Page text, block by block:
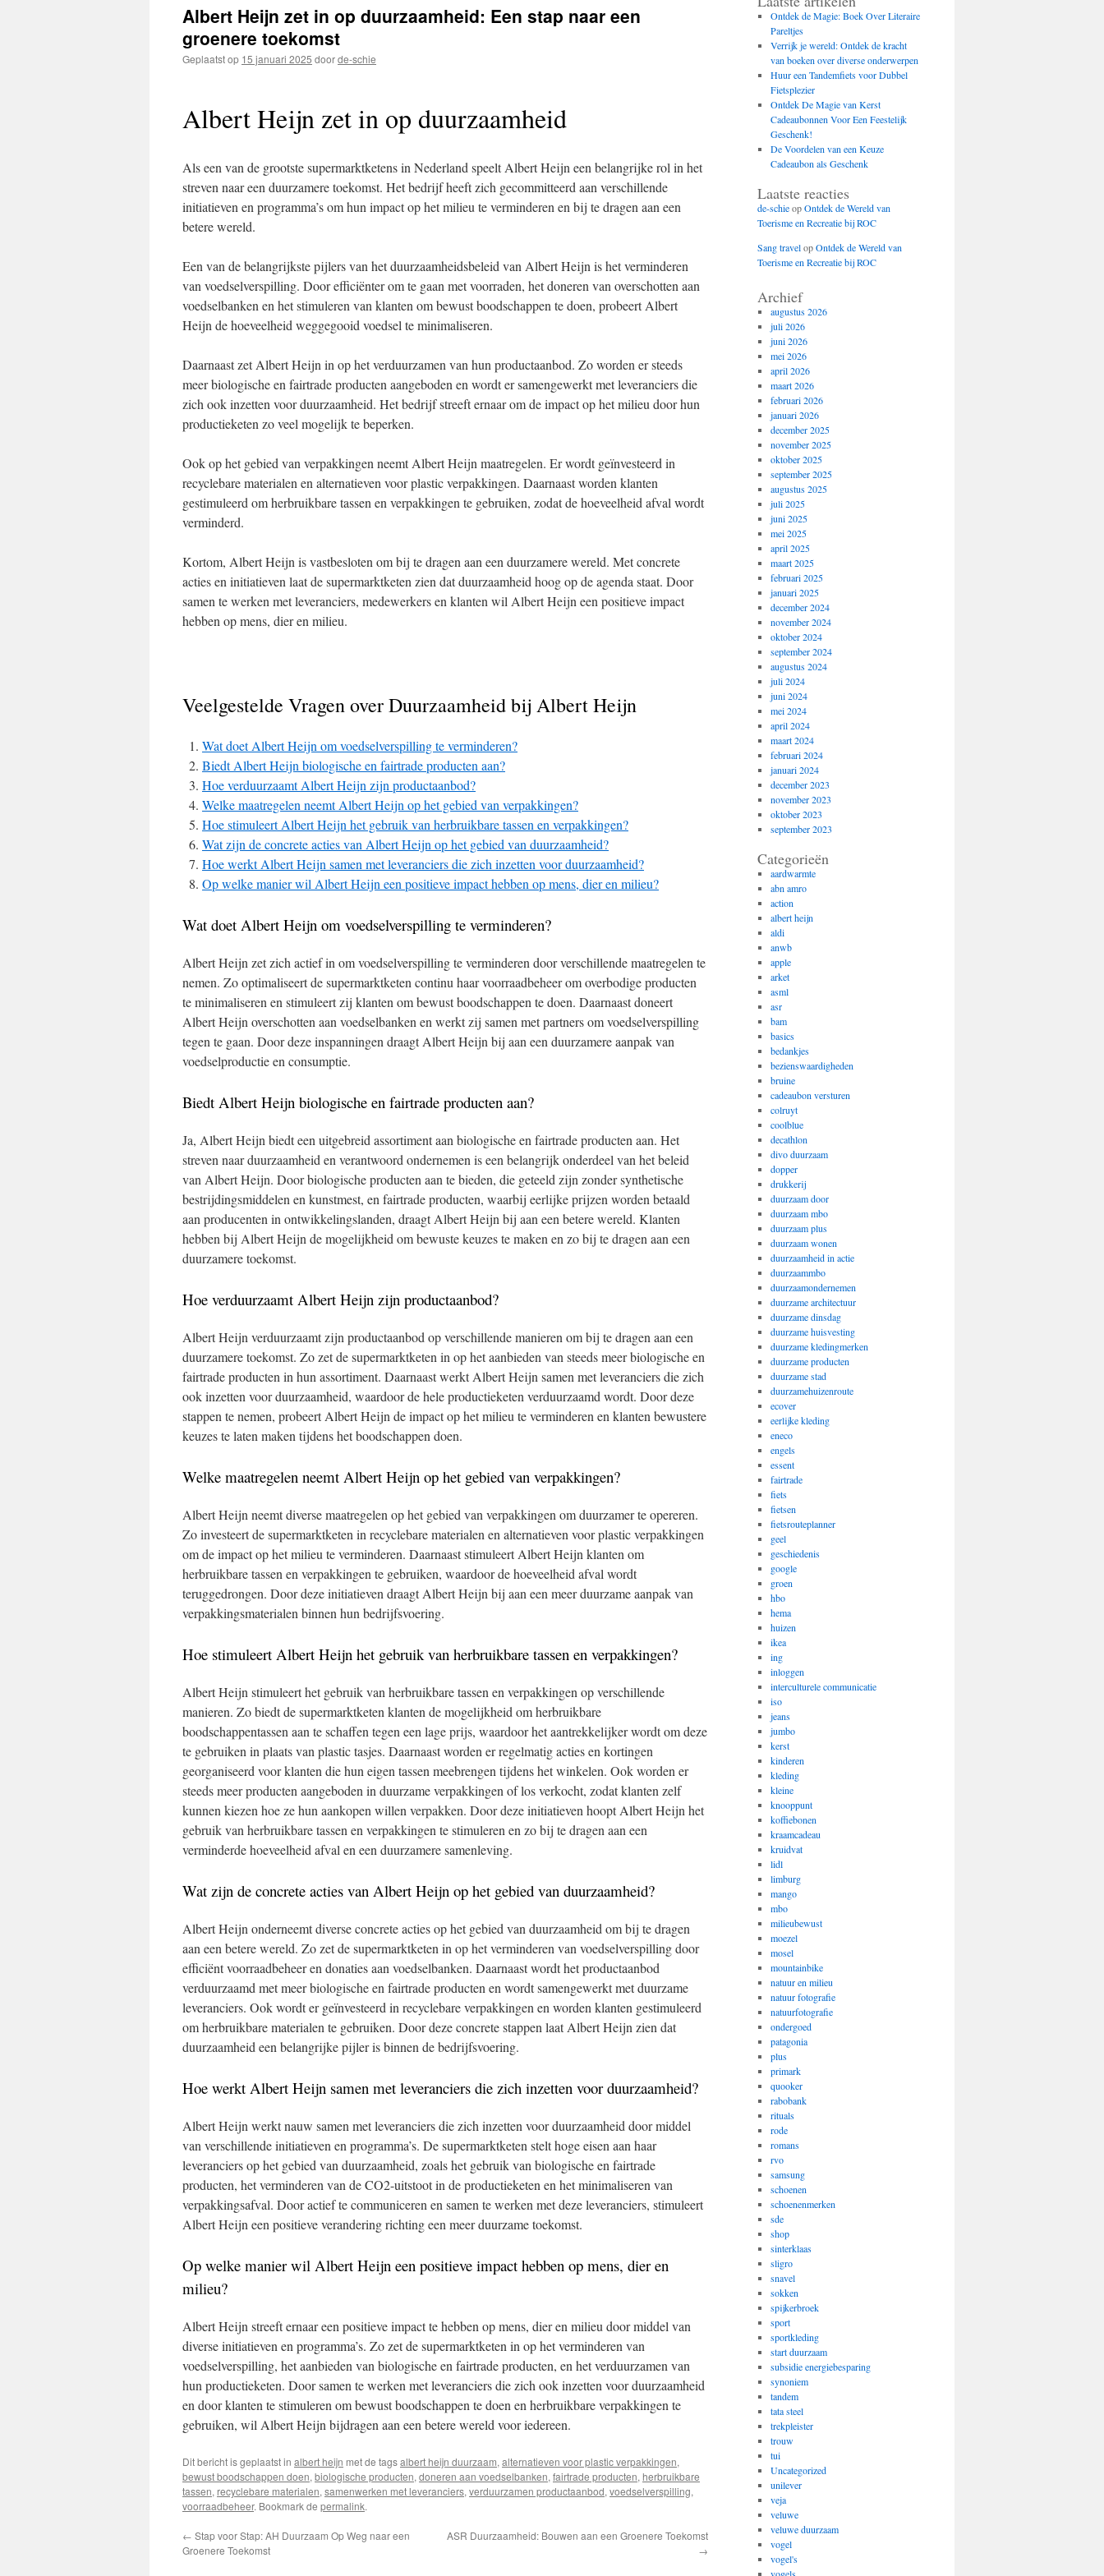
Albert Heijn zet in op duurzaamheid: Een stap naar een
groenere toekomst
Geplaatst op 15 januari 2025 doorde-schie
Albert Heijn zet in op duurzaamheid
Als een van de grootste supermarktketens in Nederland speelt Albert Heijn een belangrijke rol in het
streven naar een duurzamere toekomst. Het bedrijf heeft zich gecommitteerd aan verschillende
initiatieven en programma’s om hun impact op het milieu te verminderen en bij te dragen aan een
betere wereld.
Een van de belangrijkste pijlers van het duurzaamheidsbeleid van Albert Heijn is het verminderen
van voedselverspilling. Door efficiënter om te gaan met voorraden, het doneren van overschotten aan
voedselbanken en het stimuleren van klanten om bewust boodschappen te doen, probeert Albert
Heijn de hoeveelheid weggegooid voedsel te minimaliseren.
Daarnaast zet Albert Heijn in op het verduurzamen van hun productaanbod. Zo worden er steeds
meer biologische en fairtrade producten aangeboden en wordt er samengewerkt met leveranciers die
zich ook inzetten voor duurzaamheid. Het bedrijf streeft ernaar om de impact op het milieu door hun
productieketen zo veel mogelijk te beperken.
Ook op het gebied van verpakkingen neemt Albert Heijn maatregelen. Er wordt geïnvesteerd in
recyclebare materialen en alternatieven voor plastic verpakkingen. Daarnaast worden klanten
gestimuleerd om herbruikbare tassen en verpakkingen te gebruiken, zodat de hoeveelheid afval wordt
verminderd.
Kortom, Albert Heijn is vastbesloten om bij te dragen aan een duurzamere wereld. Met concrete
acties en initiatieven laat de supermarktketen zien dat duurzaamheid hoog op de agenda staat. Door
samen te werken met leveranciers, medewerkers en klanten wil Albert Heijn een positieve impact
hebben op mens, dier en milieu.
Veelgestelde Vragen over Duurzaamheid bij Albert Heijn
Wat doet Albert Heijn om voedselverspilling te verminderen?
Biedt Albert Heijn biologische en fairtrade producten aan?
Hoe verduurzaamt Albert Heijn zijn productaanbod?
Welke maatregelen neemt Albert Heijn op het gebied van verpakkingen?
Hoe stimuleert Albert Heijn het gebruik van herbruikbare tassen en verpakkingen?
Wat zijn de concrete acties van Albert Heijn op het gebied van duurzaamheid?
Hoe werkt Albert Heijn samen met leveranciers die zich inzetten voor duurzaamheid?
Op welke manier wil Albert Heijn een positieve impact hebben op mens, dier en milieu?
Wat doet Albert Heijn om voedselverspilling te verminderen?
Albert Heijn zet zich actief in om voedselverspilling te verminderen door verschillende maatregelen te
nemen. Zo optimaliseert de supermarktketen continu haar voorraadbeheer om overbodige producten
te minimaliseren en stimuleert zij klanten om bewust boodschappen te doen. Daarnaast doneert
Albert Heijn overschotten aan voedselbanken en werkt zij samen met partners om voedselverspilling
tegen te gaan. Door deze inspanningen draagt Albert Heijn bij aan een duurzamere aanpak van
voedselproductie en consumptie.
Biedt Albert Heijn biologische en fairtrade producten aan?
Ja, Albert Heijn biedt een uitgebreid assortiment aan biologische en fairtrade producten aan. Het
streven naar duurzaamheid en verantwoord ondernemen is een belangrijk onderdeel van het beleid
van Albert Heijn. Door biologische producten aan te bieden, die geteeld zijn zonder synthetische
bestrijdingsmiddelen en kunstmest, en fairtrade producten, waarbij eerlijke prijzen worden betaald
aan producenten in ontwikkelingslanden, draagt Albert Heijn bij aan een betere wereld. Klanten
hebben bij Albert Heijn de mogelijkheid om bewuste keuzes te maken en zo bij te dragen aan een
duurzamere toekomst.
Hoe verduurzaamt Albert Heijn zijn productaanbod?
Albert Heijn verduurzaamt zijn productaanbod op verschillende manieren om bij te dragen aan een
duurzamere toekomst. Zo zet de supermarktketen in op het aanbieden van steeds meer biologische en
fairtrade producten in hun assortiment. Daarnaast werkt Albert Heijn samen met leveranciers die zich
ook inzetten voor duurzaamheid, waardoor de hele productieketen verduurzaamd wordt. Door deze
stappen te nemen, probeert Albert Heijn de impact op het milieu te verminderen en klanten bewustere
keuzes te laten maken tijdens het boodschappen doen.
Welke maatregelen neemt Albert Heijn op het gebied van verpakkingen?
Albert Heijn neemt diverse maatregelen op het gebied van verpakkingen om duurzamer te opereren.
Zo investeert de supermarktketen in recyclebare materialen en alternatieven voor plastic verpakkingen
om de impact op het milieu te verminderen. Daarnaast stimuleert Albert Heijn klanten om
herbruikbare tassen en verpakkingen te gebruiken, waardoor de hoeveelheid afval wordt
teruggedrongen. Door deze initiatieven draagt Albert Heijn bij aan een meer duurzame aanpak van
verpakkingsmaterialen binnen hun bedrijfsvoering.
Hoe stimuleert Albert Heijn het gebruik van herbruikbare tassen en verpakkingen?
Albert Heijn stimuleert het gebruik van herbruikbare tassen en verpakkingen op verschillende
manieren. Zo biedt de supermarktketen klanten de mogelijkheid om herbruikbare
boodschappentassen aan te schaffen tegen een lage prijs, waardoor het aantrekkelijker wordt om deze
te gebruiken in plaats van plastic tasjes. Daarnaast worden er regelmatig acties en kortingen
georganiseerd voor klanten die hun eigen tassen meebrengen tijdens het winkelen. Ook worden er
steeds meer producten aangeboden in duurzame verpakkingen of los verkocht, zodat klanten zelf
kunnen kiezen hoe ze hun aankopen willen verpakken. Door deze initiatieven hoopt Albert Heijn het
gebruik van herbruikbare tassen en verpakkingen te stimuleren en zo bij te dragen aan een
verminderde hoeveelheid afval en een duurzamere samenleving.
Wat zijn de concrete acties van Albert Heijn op het gebied van duurzaamheid?
Albert Heijn onderneemt diverse concrete acties op het gebied van duurzaamheid om bij te dragen
aan een betere wereld. Zo zet de supermarktketen in op het verminderen van voedselverspilling door
efficiënt voorraadbeheer en donaties aan voedselbanken. Daarnaast wordt het productaanbod
verduurzaamd met meer biologische en fairtrade producten en wordt samengewerkt met duurzame
leveranciers. Ook wordt er geïnvesteerd in recyclebare verpakkingen en worden klanten gestimuleerd
om herbruikbare materialen te gebruiken. Door deze concrete stappen laat Albert Heijn zien dat
duurzaamheid een belangrijke pijler is binnen de bedrijfsvoering.
Hoe werkt Albert Heijn samen met leveranciers die zich inzetten voor duurzaamheid?
Albert Heijn werkt nauw samen met leveranciers die zich inzetten voor duurzaamheid door middel
van verschillende initiatieven en programma’s. De supermarktketen stelt hoge eisen aan haar
leveranciers op het gebied van duurzaamheid, zoals het gebruik van biologische en fairtrade
producten, het verminderen van de CO2-uitstoot in de productieketen en het minimaliseren van
verpakkingsafval. Door actief te communiceren en samen te werken met deze leveranciers, stimuleert
Albert Heijn een positieve verandering richting een meer duurzame toekomst.
Op welke manier wil Albert Heijn een positieve impact hebben op mens, dier en
milieu?
Albert Heijn streeft ernaar een positieve impact te hebben op mens, dier en milieu door middel van
diverse initiatieven en programma’s. Zo zet de supermarktketen in op het verminderen van
voedselverspilling, het aanbieden van biologische en fairtrade producten, en het verduurzamen van
hun productieketen. Door samen te werken met leveranciers die zich ook inzetten voor duurzaamheid
en door klanten te stimuleren om bewust boodschappen te doen en herbruikbare verpakkingen te
gebruiken, wil Albert Heijn bijdragen aan een betere wereld voor iedereen.
Dit bericht is geplaatst in albert heijn met de tagsalbert heijn duurzaam, alternatieven voor plastic verpakkingen,
bewust boodschappen doen, biologische producten, doneren aan voedselbanken, fairtrade producten, herbruikbare
tassen, recyclebare materialen, samenwerken met leveranciers, verduurzamen productaanbod, voedselverspilling,
voorraadbeheer. Bookmark de permalink.
← Stap voor Stap: AH Duurzaam Op Weg naar een
Groenere Toekomst
ASR Duurzaamheid: Bouwen aan een Groenere Toekomst
→
Ontdek de Magie: Boek Over Literaire
Pareltjes
Verrijk je wereld: Ontdek de kracht
van boeken over diverse onderwerpen
Huur een Tandemfiets voor Dubbel
Fietsplezier
Ontdek De Magie van Kerst
Cadeaubonnen Voor Een Feestelijk
Geschenk!
De Voordelen van een Keuze
Cadeaubon als Geschenk
Laatste reacties
de-schieopOntdek de Wereld van
Toerisme en Recreatie bij ROC
Sang travelopOntdek de Wereld van
Toerisme en Recreatie bij ROC
Archief
augustus 2026
juli 2026
juni 2026
mei 2026
april 2026
maart 2026
februari 2026
januari 2026
december 2025
november 2025
oktober 2025
september 2025
augustus 2025
juli 2025
juni 2025
mei 2025
april 2025
maart 2025
februari 2025
januari 2025
december 2024
november 2024
oktober 2024
september 2024
augustus 2024
juli 2024
juni 2024
mei 2024
april 2024
maart 2024
februari 2024
januari 2024
december 2023
november 2023
oktober 2023
september 2023
Categorieën
aardwarmte
abn amro
action
albert heijn
aldi
anwb
apple
arket
asml
asr
bam
basics
bedankjes
bezienswaardigheden
bruine
cadeaubon versturen
colruyt
coolblue
decathlon
divo duurzaam
dopper
drukkerij
duurzaam door
duurzaam mbo
duurzaam plus
duurzaam wonen
duurzaamheid in actie
duurzaammbo
duurzaamondernemen
duurzame architectuur
duurzame dinsdag
duurzame huisvesting
duurzame kledingmerken
duurzame producten
duurzame stad
duurzamehuizenroute
ecover
eerlijke kleding
eneco
engels
essent
fairtrade
fiets
fietsen
fietsrouteplanner
geel
geschiedenis
google
groen
hbo
hema
huizen
ikea
ing
inloggen
interculturele communicatie
iso
jeans
jumbo
kerst
kinderen
kleding
kleine
knooppunt
koffiebonen
kraamcadeau
kruidvat
lidl
limburg
mango
mbo
milieubewust
moezel
mosel
mountainbike
natuur en milieu
natuur fotografie
natuurfotografie
ondergoed
patagonia
plus
primark
quooker
rabobank
rituals
rode
romans
rvo
samsung
schoenen
schoenenmerken
sde
shop
sinterklaas
sligro
snavel
sokken
spijkerbroek
sport
sportkleding
start duurzaam
subsidie energiebesparing
synoniem
tandem
tata steel
trekpleister
trouw
tui
Uncategorized
unilever
veja
veluwe
veluwe duurzaam
vogel
vogel's